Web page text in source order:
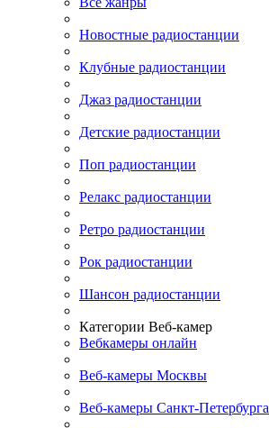
Новостные радиостанции
Клубные радиостанции
Джаз радиостанции
Детские радиостанции
Поп радиостанции
Релакс радиостанции
Ретро радиостанции
Рок радиостанции
Шансон радиостанции
Категории Веб-камер
Вебкамеры онлайн
Веб-камеры Москвы
Веб-камеры Санкт-Петербурга